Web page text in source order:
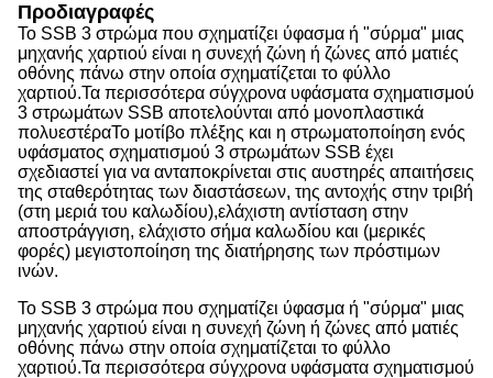
Προδιαγραφές
Το SSB 3 στρώμα που σχηματίζει ύφασμα ή "σύρμα" μιας
μηχανής χαρτιού είναι η συνεχή ζώνη ή ζώνες από ματιές
οθόνης πάνω στην οποία σχηματίζεται το φύλλο
χαρτιού.Τα περισσότερα σύγχρονα υφάσματα σχηματισμού
3 στρωμάτων SSB αποτελούνται από μονοπλαστικά
πολυεστέραΤο μοτίβο πλέξης και η στρωματοποίηση ενός
υφάσματος σχηματισμού 3 στρωμάτων SSB έχει
σχεδιαστεί για να ανταποκρίνεται στις αυστηρές απαιτήσεις
της σταθερότητας των διαστάσεων, της αντοχής στην τριβή
(στη μεριά του καλωδίου),ελάχιστη αντίσταση στην
αποστράγγιση, ελάχιστο σήμα καλωδίου και (μερικές
φορές) μεγιστοποίηση της διατήρησης των πρόστιμων
ινών.
Το SSB 3 στρώμα που σχηματίζει ύφασμα ή "σύρμα" μιας
μηχανής χαρτιού είναι η συνεχή ζώνη ή ζώνες από ματιές
οθόνης πάνω στην οποία σχηματίζεται το φύλλο
χαρτιού.Τα περισσότερα σύγχρονα υφάσματα σχηματισμού